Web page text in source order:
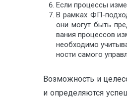
Если процессы
В рамках ФП-
они могут быть
вания процессов
необходимо
ности самого
Возможность и
и оп­ределяются